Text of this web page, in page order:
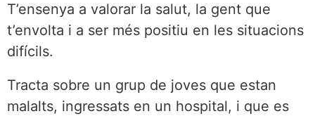
T’ensenya a valorar la salut, la gent que
t’envolta i a ser més positiu en les situacions
difícils.
Tracta sobre un grup de joves que estan
malalts, ingressats en un hospital, i que es